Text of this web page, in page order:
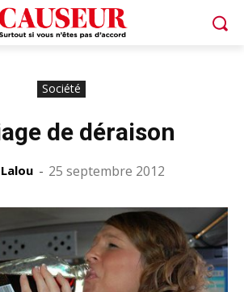
Société
de déraison
- 25 septembre 2012